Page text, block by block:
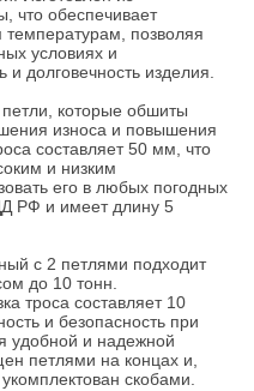
что обеспечивает
температурам, позволяя
условиях и
и долговечность изделия.
которые обшиты
износа и повышения
составляет 50 мм, что
и низким
его в любых погодных
РФ и имеет длину 5
с 2 петлями подходит
до 10 тонн.
троса составляет 10
и безопасность при
удобной и надежной
петлями на концах и,
скобами.